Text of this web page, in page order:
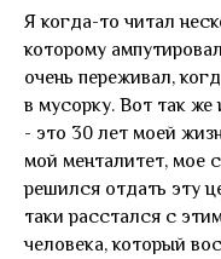
Я когда-то читал
которому
очень переживал,
в мусорку. Вот так же
- это 30 лет моей
мой менталитет, мое
решился отдать эту
таки расстался с
человека, который